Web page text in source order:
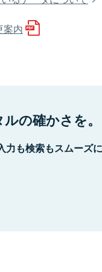
案内
の確かさを。
力も検索もスムーズ